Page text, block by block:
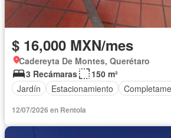
$ 16,000 MXN/mes
Cadereyta De Montes, Querétaro
3 Recámaras
150 m²
Jardín
Estacionamiento
12/07/2026 en Rentola